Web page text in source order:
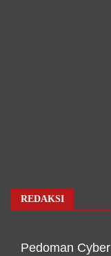
REDAKSI
Pedoman Cyber